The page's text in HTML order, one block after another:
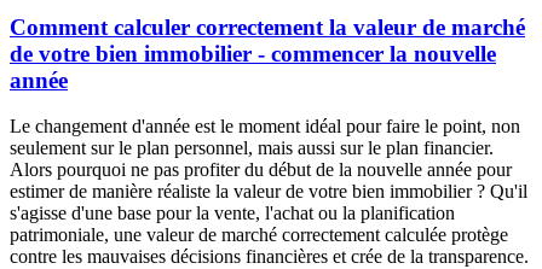
Comment calculer correctement la valeur de marché
de votre bien immobilier - commencer la nouvelle
année
Le changement d'année est le moment idéal pour faire le point, non
seulement sur le plan personnel, mais aussi sur le plan financier.
Alors pourquoi ne pas profiter du début de la nouvelle année pour
estimer de manière réaliste la valeur de votre bien immobilier ? Qu'il
s'agisse d'une base pour la vente, l'achat ou la planification
patrimoniale, une valeur de marché correctement calculée protège
contre les mauvaises décisions financières et crée de la transparence.